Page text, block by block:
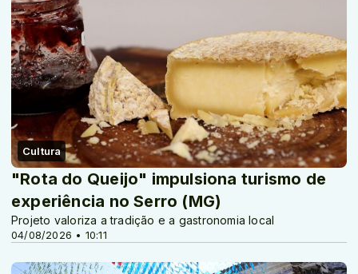
Cultura
04/08/2026 • 10:11
"Rota do Queijo" impulsiona turismo de
experiência no Serro (MG)
Projeto valoriza a tradição e a gastronomia local